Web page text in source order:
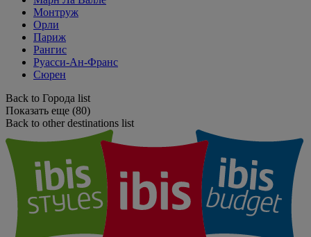
Монтруж
Орли
Париж
Рангис
Руасси-Ан-Франс
Сюрен
Back to Города list
Показать еще (80)
Back to other destinations list